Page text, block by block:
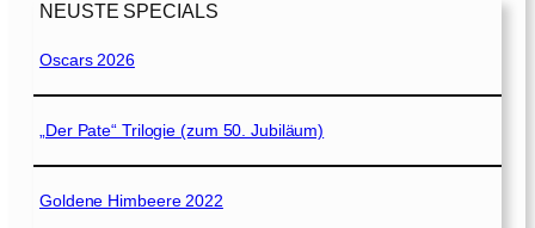
NEUSTE SPECIALS
Oscars 2026
„Der Pate“ Trilogie (zum 50. Jubiläum)
Goldene Himbeere 2022